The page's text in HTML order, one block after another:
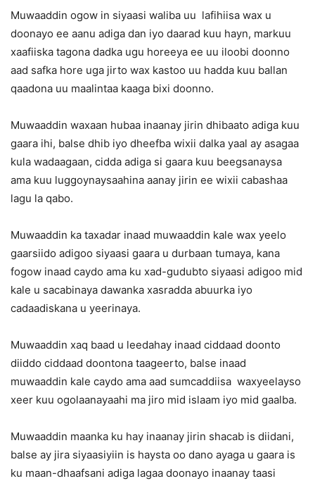
Muwaaddin ogow in siyaasi waliba uu lafihiisa wax u
doonayo ee aanu adiga dan iyo daarad kuu hayn, markuu
xaafiiska tagona dadka ugu horeeya ee uu iloobi doonno
aad safka hore uga jirto wax kastoo uu hadda kuu ballan
qaadona uu maalintaa kaaga bixi doonno.
Muwaaddin waxaan hubaa inaanay jirin dhibaato adiga kuu
gaara ihi, balse dhib iyo dheefba wixii dalka yaal ay asagaa
kula wadaagaan, cidda adiga si gaara kuu beegsanaysa
ama kuu luggoynaysaahina aanay jirin ee wixii cabashaa
lagu la qabo.
Muwaaddin ka taxadar inaad muwaaddin kale wax yeelo
gaarsiido adigoo siyaasi gaara u durbaan tumaya, kana
fogow inaad caydo ama ku xad-gudubto siyaasi adigoo mid
kale u sacabinaya dawanka xasradda abuurka iyo
cadaadiskana u yeerinaya.
Muwaaddin xaq baad u leedahay inaad ciddaad doonto
diiddo ciddaad doontona taageerto, balse inaad
muwaaddin kale caydo ama aad sumcaddiisa waxyeelayso
xeer kuu ogolaanayaahi ma jiro mid islaam iyo mid gaalba.
Muwaaddin maanka ku hay inaanay jirin shacab is diidani,
balse ay jira siyaasiyiin is haysta oo dano ayaga u gaara is
ku maan-dhaafsani adiga lagaa doonayo inaanay taasi